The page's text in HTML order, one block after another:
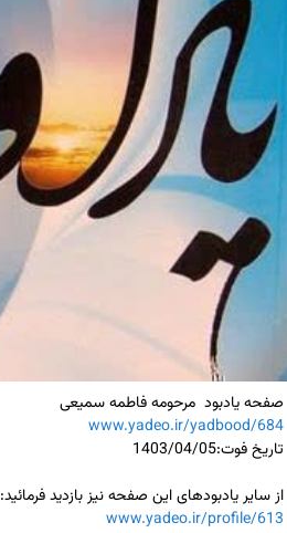
صفحه یادبود  مرحومه فاطمه سمیعی
www.yadeo.ir/yadbood/684
از سایر یادبودهای این صفحه نیز بازدید فرمائید:
www.yadeo.ir/profile/613